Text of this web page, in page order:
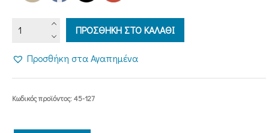
ΠΕΠΛΟ
αληθινή
ΠΡΟΣΘΗΚΗ ΣΤΟ ΚΑΛΑΘΙ
Προσθήκη στα Αγαπημένα
Κωδικός προϊόντος:45-127